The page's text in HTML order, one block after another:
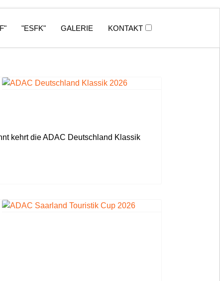
"ESFK" GALERIE KONTAKT
kehrt die ADAC Deutschland Klassik